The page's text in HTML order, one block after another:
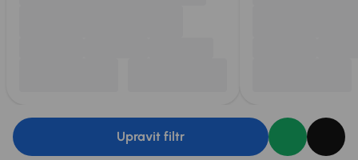
Upravit filtr